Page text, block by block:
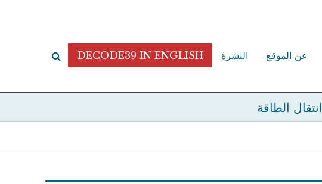
عن الموقع النشرة DECODE39 IN ENGLISH
انتقال الطاقة